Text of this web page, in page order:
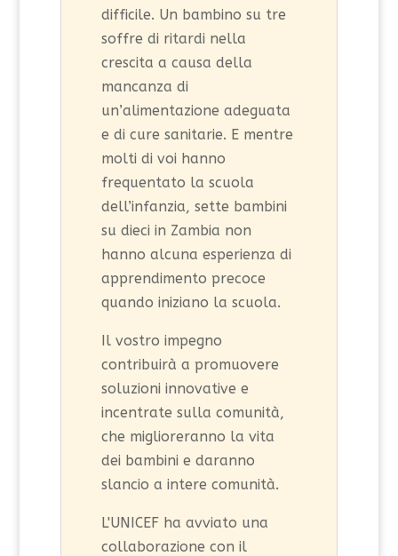
difficile. Un bambino su tre
soffre di ritardi nella
crescita a causa della
mancanza di
un’alimentazione adeguata
e di cure sanitarie. E mentre
molti di voi hanno
frequentato la scuola
dell’infanzia, sette bambini
su dieci in Zambia non
hanno alcuna esperienza di
apprendimento precoce
quando iniziano la scuola.
Il vostro impegno
contribuirà a promuovere
soluzioni innovative e
incentrate sulla comunità,
che miglioreranno la vita
dei bambini e daranno
slancio a intere comunità.
L'UNICEF ha avviato una
collaborazione con il